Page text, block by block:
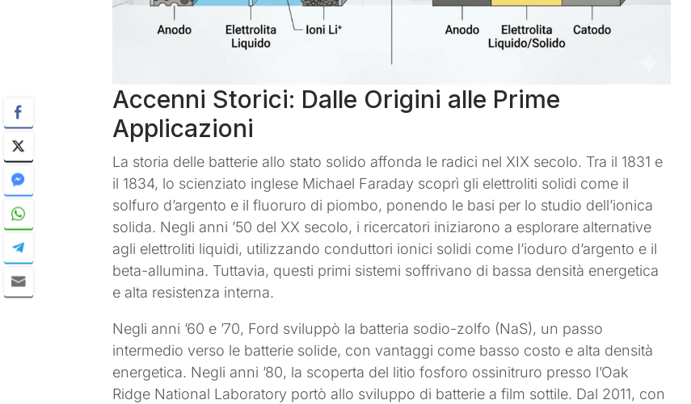
Accenni Storici: Dalle Origini alle Prime
Applicazioni
La storia delle batterie allo stato solido affonda le radici nel XIX secolo. Tra il 1831 e
il 1834, lo scienziato inglese Michael Faraday scoprì gli elettroliti solidi come il
solfuro d’argento e il fluoruro di piombo, ponendo le basi per lo studio dell’ionica
solida. Negli anni ’50 del XX secolo, i ricercatori iniziarono a esplorare alternative
agli elettroliti liquidi, utilizzando conduttori ionici solidi come l’ioduro d’argento e il
beta-allumina. Tuttavia, questi primi sistemi soffrivano di bassa densità energetica
e alta resistenza interna.
Negli anni ’60 e ’70, Ford sviluppò la batteria sodio-zolfo (NaS), un passo
intermedio verso le batterie solide, con vantaggi come basso costo e alta densità
energetica. Negli anni ’80, la scoperta del litio fosforo ossinitruro presso l’Oak
Ridge National Laboratory portò allo sviluppo di batterie a film sottile. Dal 2011, con